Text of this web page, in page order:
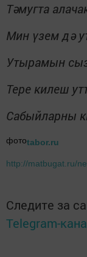
Тәмугта
Мин үзем дә
Утырамын
Тере килеш
Сабыйларны
фотоtabor.ru
http://matbugat.ru/
Следите за
Telegram-